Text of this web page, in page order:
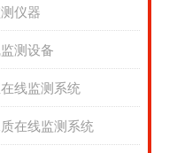
仪器
测设备
线监测系统
在线监测系统